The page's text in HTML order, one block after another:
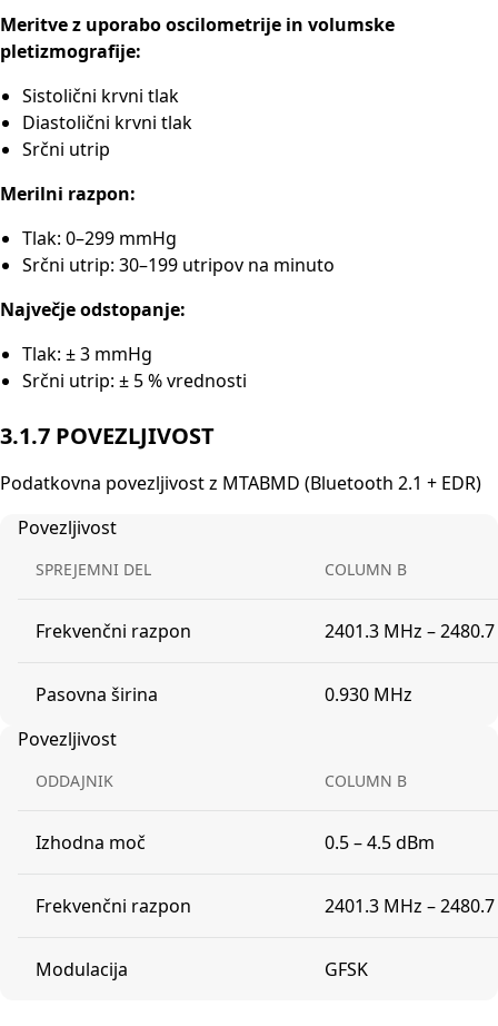
Meritve z uporabo oscilometrije in volumske
pletizmografije:
Sistolični krvni tlak
Diastolični krvni tlak
Srčni utrip
Merilni razpon:
Tlak: 0–299 mmHg
Srčni utrip: 30–199 utripov na minuto
Največje odstopanje:
Tlak: ± 3 mmHg
Srčni utrip: ± 5 % vrednosti
3.1.7 POVEZLJIVOST
Podatkovna povezljivost z MTABMD (Bluetooth 2.1 + EDR)
Povezljivost
SPREJEMNI DEL COLUMN B
Frekvenčni razpon 2401.3 MHz –
Pasovna širina
0.930 MHz
Povezljivost
ODDAJNIK COLUMN B
Izhodna moč 0.5 – 4.5 dBm
Frekvenčni razpon 2401.3 MHz –
Modulacija GFSK